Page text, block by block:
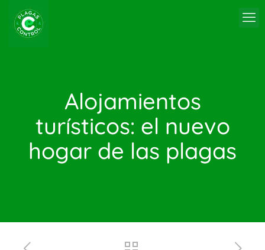
Alojamientos
turísticos: el nuevo
hogar de las plagas